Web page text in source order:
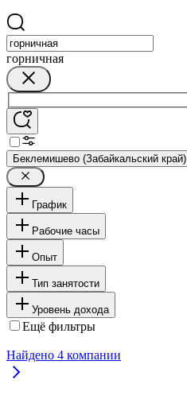
горничная
Беклемишево (Забайкальский край)
График
Рабочие часы
Опыт
Тип занятости
Уровень дохода
Ещё фильтры
Найдено 4 компании